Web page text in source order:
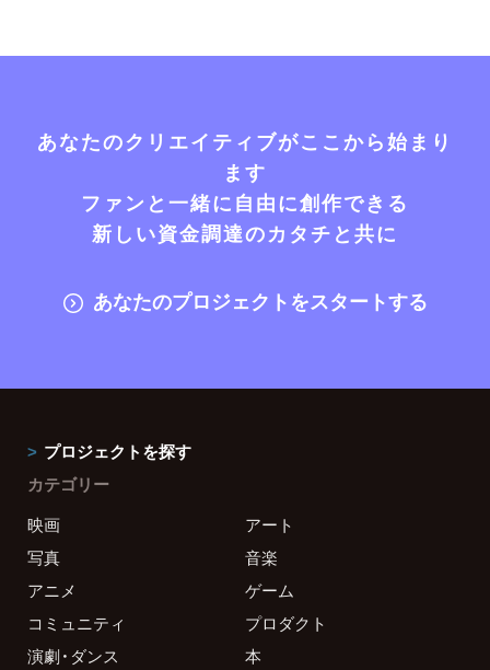
あなたのクリエイティブがここから始まり
ます
ファンと一緒に自由に創作できる
新しい資金調達のカタチと共に
あなたのプロジェクトをスタートする
プロジェクトを探す
カテゴリー
映画
アート
写真
音楽
アニメ
ゲーム
コミュニティ
プロダクト
演劇・ダンス
本